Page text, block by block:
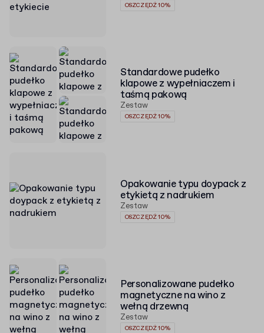
OSZCZĘDŹ 10%
Standardowe pudełko
klapowe z wypełniaczem i
taśmą pakową
Zestaw
OSZCZĘDŹ 10%
Opakowanie typu doypack z
etykietą z nadrukiem
Zestaw
OSZCZĘDŹ 10%
Personalizowane pudełko
magnetyczne na wino z
wełną drzewną
Zestaw
OSZCZĘDŹ 10%